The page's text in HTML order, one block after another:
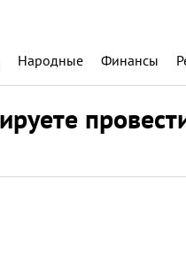
Народные Финансы